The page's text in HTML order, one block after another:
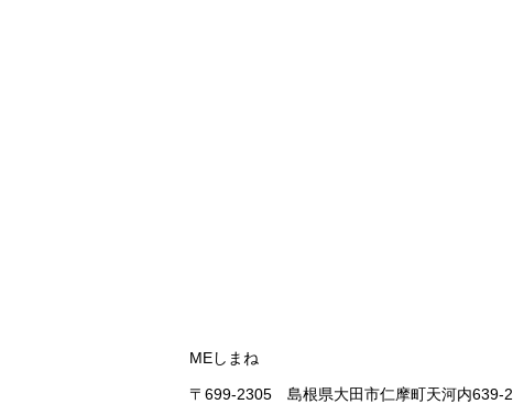
MEしまね
〒699-2305 島根県大田市仁摩町天河内639-2